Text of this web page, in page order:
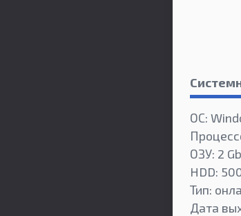
ОС:
ОЗУ: 2 Gb
HDD:
Тип:
Дата